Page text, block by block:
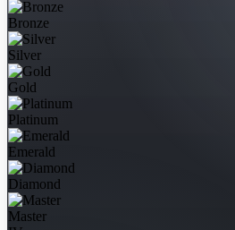
Bronze
Silver
Gold
Platinum
Emerald
Diamond
Master